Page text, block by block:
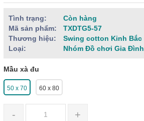
Tình trạng:
Còn hàng
Mã sản phẩm:
TXDTG5-57
Thương hiệu:
Swing cotton Kinh Bắc
Loại:
Nhóm Đồ chơi Gia Đình
Mầu xà đu
50 x 70 60 x 80
- +